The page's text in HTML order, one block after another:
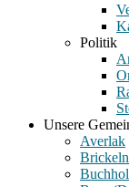
Politik
Unsere
Averlak
Brickeln